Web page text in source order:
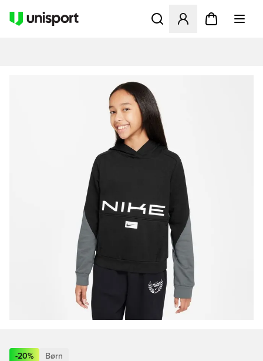
Åbner en Modal til at
-20% Børn